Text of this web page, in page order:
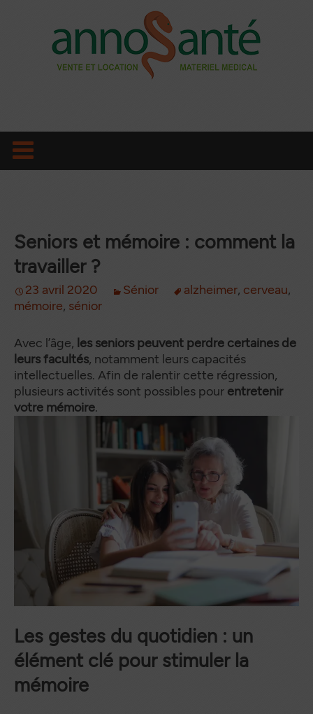
contenu
Seniors et mémoire : comment la
travailler ?
23 avril 2020 Sénior alzheimer, cerveau,
mémoire, sénior
Avec l’âge, les seniors peuvent perdre certaines de
leurs facultés, notamment leurs capacités
intellectuelles. Afin de ralentir cette régression,
plusieurs activités sont possibles pour entretenir
votre mémoire.
Les gestes du quotidien : un
élément clé pour stimuler la
mémoire